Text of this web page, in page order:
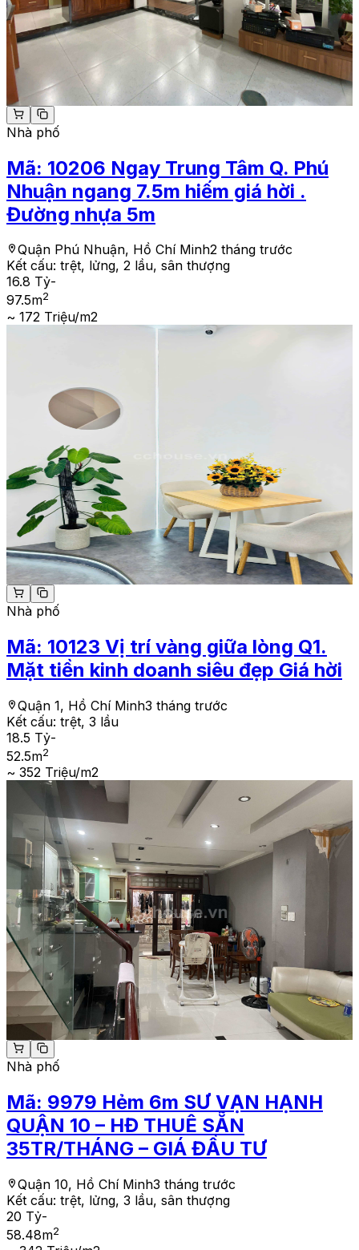
Nhà phố
Mã: 10206 Ngay Trung Tâm Q. Phú
Nhuận ngang 7.5m hiếm giá hời .
Đường nhựa 5m
Quận Phú Nhuận, Hồ Chí Minh2 tháng trước
Kết cấu: trệt, lửng, 2 lầu, sân thượng
16.8 Tỷ-
97.5m2
~ 172 Triệu/m2
Nhà phố
Mã: 10123 Vị trí vàng giữa lòng Q1.
Mặt tiền kinh doanh siêu đẹp Giá hời
Quận 1, Hồ Chí Minh3 tháng trước
Kết cấu: trệt, 3 lầu
18.5 Tỷ-
52.5m2
~ 352 Triệu/m2
Nhà phố
Mã: 9979 Hẻm 6m SƯ VẠN HẠNH
QUẬN 10 – HĐ THUÊ SẴN
35TR/THÁNG – GIÁ ĐẦU TƯ
Quận 10, Hồ Chí Minh3 tháng trước
Kết cấu: trệt, lửng, 3 lầu, sân thượng
20 Tỷ-
58.48m2